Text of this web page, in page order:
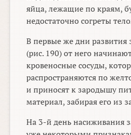
яйца, лежащие по краям,
недостаточно согреты
В первые же дни развития
(рис. 190) от него
кровеносные сосуды,
распространяются по
и приносят к зародышу
материал, забирая его из
На 3-й день насиживания